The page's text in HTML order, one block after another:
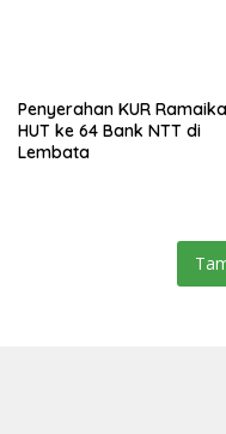
Penyerahan KUR
HUT ke 64 Bank NTT di
Lembata